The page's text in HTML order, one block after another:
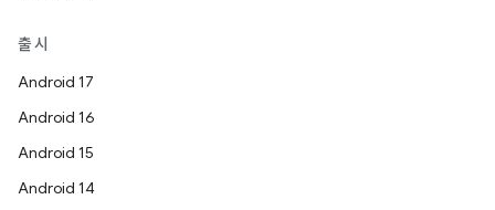
출시
Android 17
Android 16
Android 15
Android 14